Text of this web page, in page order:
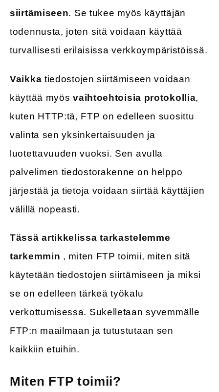
siirtämiseen. Se tukee myös käyttäjän
todennusta, joten sitä voidaan käyttää
turvallisesti erilaisissa verkkoympäristöissä.
Vaikka tiedostojen siirtämiseen voidaan
käyttää myösvaihtoehtoisia protokollia,
kuten HTTP:tä, FTP on edelleen suosittu
valinta sen yksinkertaisuuden ja
luotettavuuden vuoksi. Sen avulla
palvelimen tiedostorakenne on helppo
järjestää ja tietoja voidaan siirtää käyttäjien
välillä nopeasti.
Tässä artikkelissa tarkastelemme
tarkemmin , miten FTP toimii, miten sitä
käytetään tiedostojen siirtämiseen ja miksi
se on edelleen tärkeä työkalu
verkottumisessa. Sukelletaan syvemmälle
FTP:n maailmaan ja tutustutaan sen
kaikkiin etuihin.
Miten FTP toimii?